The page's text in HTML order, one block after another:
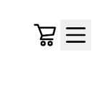
Cart
Menu